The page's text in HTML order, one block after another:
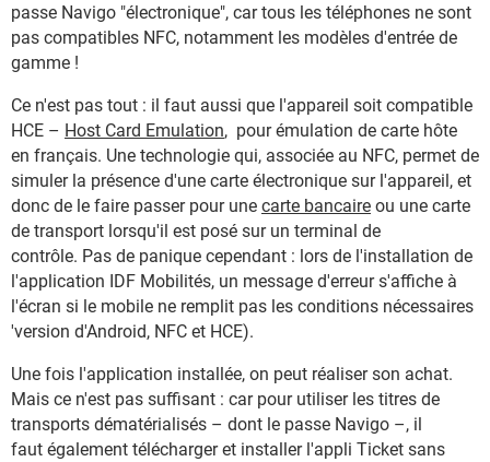
passe Navigo "électronique", car tous les téléphones ne sont
pas compatibles NFC, notamment les modèles d'entrée de
gamme !
Ce n'est pas tout : il faut aussi que l'appareil soit compatible
HCE – Host Card Emulation, pour émulation de carte hôte
en français. Une technologie qui, associée au NFC, permet de
simuler la présence d'une carte électronique sur l'appareil, et
donc de le faire passer pour une carte bancaire ou une carte
de transport lorsqu'il est posé sur un terminal de
contrôle. Pas de panique cependant : lors de l'installation de
l'application IDF Mobilités, un message d'erreur s'affiche à
l'écran si le mobile ne remplit pas les conditions nécessaires
'version d'Android, NFC et HCE).
Une fois l'application installée, on peut réaliser son achat.
Mais ce n'est pas suffisant : car pour utiliser les titres de
transports dématérialisés – dont le passe Navigo –, il
faut également télécharger et installer l'appli Ticket sans